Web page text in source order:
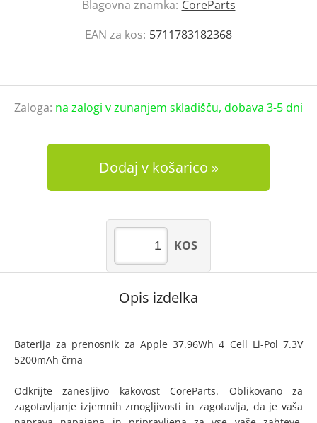
Blagovna znamka: CoreParts
EAN za kos: 5711783182368
Zaloga: na zalogi v zunanjem skladišču, dobava 3-5 dni
Dodaj v košarico
KOS
Opis izdelka
Baterija za prenosnik za Apple 37.96Wh 4 Cell Li-Pol 7.3V
5200mAh črna
Odkrijte zanesljivo kakovost CoreParts. Oblikovano za
zagotavljanje izjemnih zmogljivosti in zagotavlja, da je vaša